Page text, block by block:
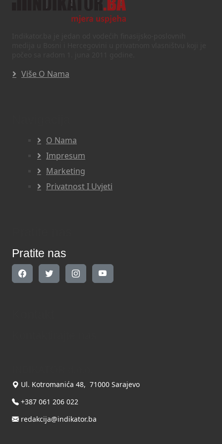
Više O Nama
O Nama
Impresum
Marketing
Privatnost I Uvjeti
Pratite nas
Ul. Kotromanića 48, 71000 Sarajevo
+387 061 206 022
redakcija@indikator.ba